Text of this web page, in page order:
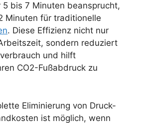
5 bis 7 Minuten beansprucht,
Minuten für traditionelle
. Diese Effizienz nicht nur
sondern reduziert
und hilft
CO2-Fußabdruck zu
Eliminierung von Druck-
ist möglich, wenn